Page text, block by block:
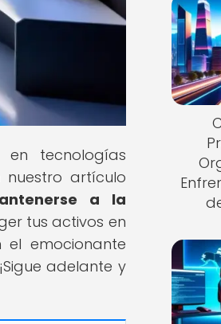
tecnologías
artículo
a la
tus activos en
emocionante
adelante y